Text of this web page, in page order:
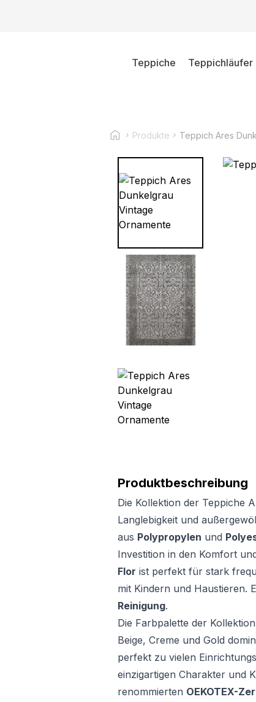
Teppiche Teppichläufer
Produkte Teppich Ares
Produktbeschreibung
Die Kollektion der Teppiche
Langlebigkeit und
aus Polypropylen und
Investition in den Komfort
Flor ist perfekt für stark
mit Kindern und Haustieren.
Reinigung.
Die Farbpalette der
Beige, Creme und Gold
perfekt zu vielen
einzigartigen Charakter und
renommierten OEKOTEX-